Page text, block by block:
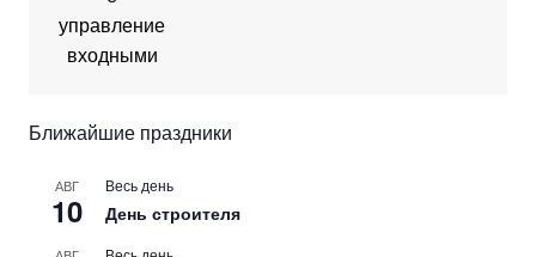
Ближайшие праздники
АВГ
10
Весь день
День строителя